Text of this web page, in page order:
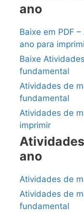
ano
Baixe em PDF
ano para
Baixe
fundamental
Atividades de
fundamental
Atividades de
imprimir
ano
Atividades de
Atividades de
fundamental